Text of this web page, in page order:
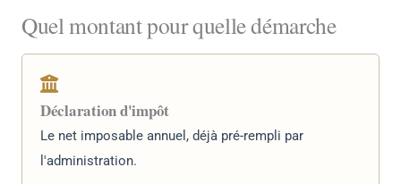
Quel montant pour quelle démarche
Déclaration d'impôt
Le net imposable annuel, déjà pré-rempli par
l'administration.